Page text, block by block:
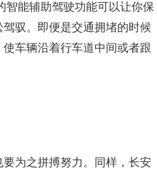
智能辅助驾驶功能可以让你保
驭。即便是交通拥堵的时候
车辆沿着行车道中间或者跟
为之拼搏努力。同样，长安